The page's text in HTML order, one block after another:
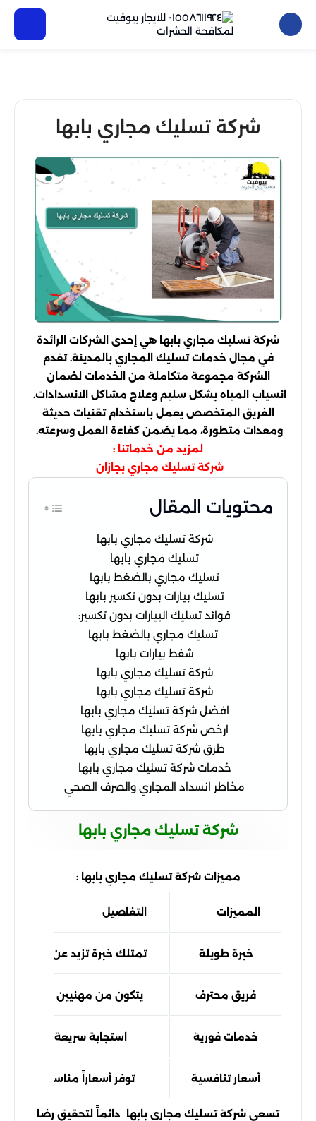
شركة تسليك مجاري بابها
شركة تسليك مجاري بابها هي إحدى الشركات الرائدة
في مجال خدمات تسليك المجاري بالمدينة. تقدم
الشركة مجموعة متكاملة من الخدمات لضمان
انسياب المياه بشكل سليم وعلاج مشاكل الانسدادات.
الفريق المتخصص يعمل باستخدام تقنيات حديثة
ومعدات متطورة، مما يضمن كفاءة العمل وسرعته.
لمزيد من خدماتنا :
شركة تسليك مجاري بجازان
محتويات المقال
شركة تسليك مجاري بابها
تسليك مجاري بابها
تسليك مجاري بالضغط بابها
تسليك بيارات بدون تكسير بابها
فوائد تسليك البيارات بدون تكسير:
تسليك مجاري بالضغط بابها
شفط بيارات بابها
شركة تسليك مجاري بابها
شركة تسليك مجاري بابها
افضل شركة تسليك مجاري بابها
ارخص شركة تسليك مجاري بابها
طرق شركة تسليك مجاري بابها
خدمات شركة تسليك مجاري بابها
مخاطر انسداد المجاري والصرف الصحي
شركة تسليك مجاري بابها
مميزات شركة تسليك مجاري بابها :
المميزات التفاصيل
خبرة طويلة تمتلك خبرة تزيد عن عشر
فريق محترف يتكون من مهنيين مدربين
خدمات فورية استجابة سريعة للعملاء
أسعار تنافسية توفر أسعاراً مناسبة للجميع
تسعى شركة تسليك مجاري بابها دائماً لتحقيق رضا